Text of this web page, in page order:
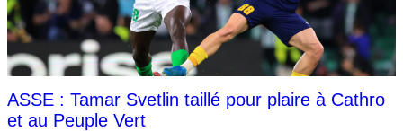
ASSE : Tamar Svetlin taillé pour plaire à Cathro
et au Peuple Vert